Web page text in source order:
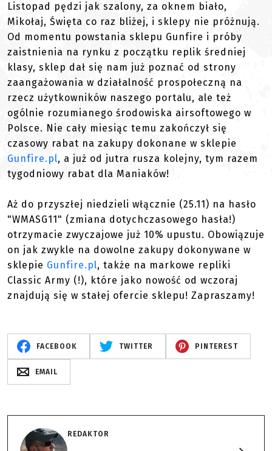
Listopad pędzi jak szalony, za oknem biało,
Mikołaj, Święta co raz bliżej, i sklepy nie próżnują.
Od momentu powstania sklepu Gunfire i próby
zaistnienia na rynku z początku replik średniej
klasy, sklep dał się nam już poznać od strony
zaangażowania w działalność prospołeczną na
rzecz użytkowników naszego portalu, ale też
ogólnie rozumianego środowiska airsoftowego w
Polsce. Nie cały miesiąc temu zakończył się
czasowy rabat na zakupy dokonane w sklepie
Gunfire.pl, a już od jutra rusza kolejny, tym razem
tygodniowy rabat dla Maniaków!
Aż do przyszłej niedzieli włącznie (25.11) na hasło
"WMASG11" (zmiana dotychczasowego hasła!)
otrzymacie zwyczajowe już 10% upustu. Obowiązuje
on jak zwykle na dowolne zakupy dokonywane w
sklepie Gunfire.pl, także na markowe repliki
Classic Army (!), które jako nowość od wczoraj
znajdują się w stałej ofercie sklepu! Zapraszamy!
FACEBOOK TWITTER PINTEREST
EMAIL
REDAKTOR